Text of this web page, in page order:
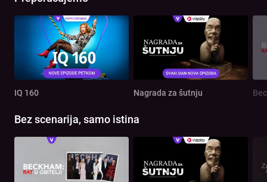
IQ 160 Nagrada za šutnju
Bez scenarija, samo istina